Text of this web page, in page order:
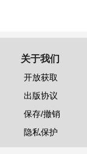
关于我们
开放获取
出版协议
保存/撤销
隐私保护